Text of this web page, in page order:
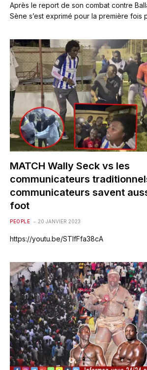
Après le report de son combat contre
Sène s’est exprimé pour la première fois
MATCH Wally Seck vs les
communicateurs
communicateurs savent
foot
PEOPLE 20 JANVIER 2023
https://youtu.be/STIfFfa38cA